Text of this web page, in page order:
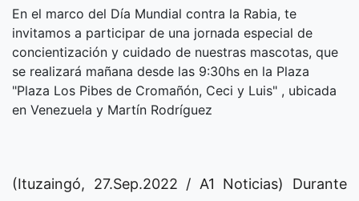
En el marco del Día Mundial contra la Rabia, te
invitamos a participar de una jornada especial de
concientización y cuidado de nuestras mascotas, que
se realizará mañana desde las 9:30hs en la Plaza
"Plaza Los Pibes de Cromañón, Ceci y Luis" , ubicada
en Venezuela y Martín Rodríguez
(Ituzaingó, 27.Sep.2022 / A1 Noticias) Durante